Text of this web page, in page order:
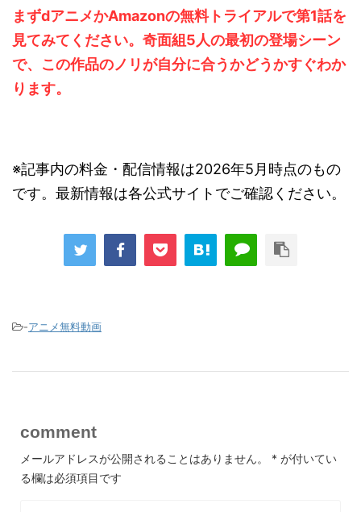
まずdアニメかAmazonの無料トライアルで第1話を
見てみてください。奇面組5人の最初の登場シーン
で、この作品のノリが自分に合うかどうかすぐわか
ります。
※記事内の料金・配信情報は2026年5月時点のもの
です。最新情報は各公式サイトでご確認ください。
-アニメ無料動画
comment
メールアドレスが公開されることはありません。 * が付いてい
る欄は必須項目です